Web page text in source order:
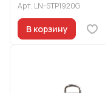
Арт. LN-STP1920G
В корзину